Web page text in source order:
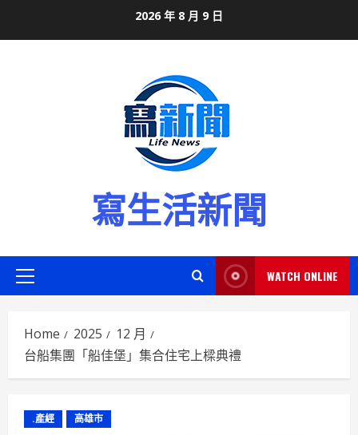
2026 年 8 月 9 日
寫生活新聞
Primary
WATCH ONLINE
Home 2025
12 月
台船集團「船佳堡」集合住宅上樑典禮
.產經 高雄市